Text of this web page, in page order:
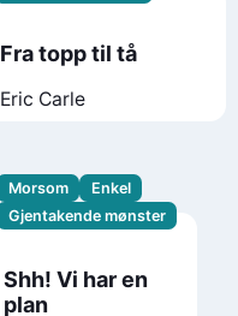
Fra topp til tå
Eric Carle
Morsom
Enkel
Gjentakende mønster
Shh! Vi har en
plan